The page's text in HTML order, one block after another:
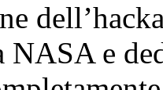
NASA e